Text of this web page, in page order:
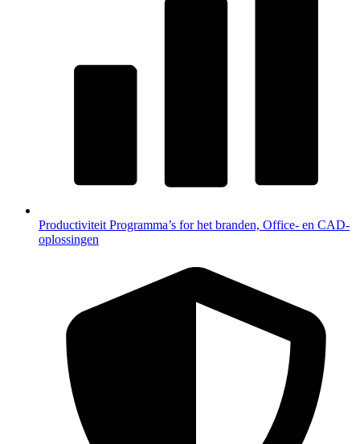
Productiviteit Programma’s for het branden, Office- en CAD-
oplossingen